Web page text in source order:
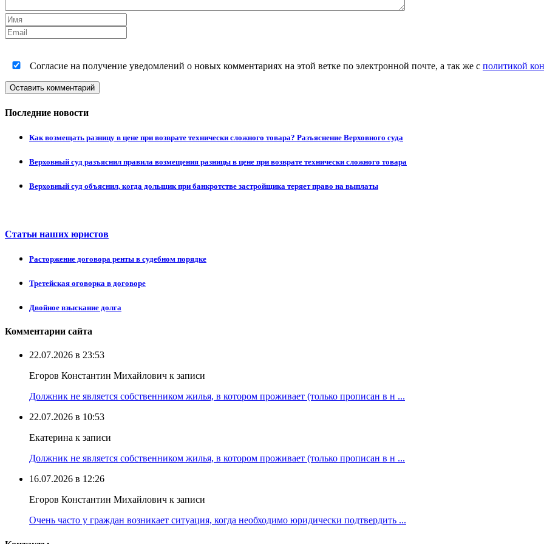
Согласие на получение уведомлений о новых комментариях на этой ветке по электронной почте, а так же с политикой
Оставить комментарий
Последние новости
Как возмещать разницу в цене при возврате технически сложного товара? Разъяснение Верховного суда
Верховный суд разъяснил правила возмещения разницы в цене при возврате технически сложного товара
Верховный суд объяснил, когда дольщик при банкротстве застройщика теряет право на выплаты
Статьи наших юристов
Расторжение договора ренты в судебном порядке
Третейская оговорка в договоре
Двойное взыскание долга
Комментарии сайта
22.07.2026 в 23:53
Егоров Константин Михайлович к записи
Должник не является собственником жилья, в котором проживает (только прописан в н ...
22.07.2026 в 10:53
Екатерина к записи
Должник не является собственником жилья, в котором проживает (только прописан в н ...
16.07.2026 в 12:26
Егоров Константин Михайлович к записи
Очень часто у граждан возникает ситуация, когда необходимо юридически подтвердить ...